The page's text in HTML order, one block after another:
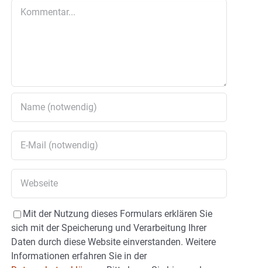
Mit der Nutzung dieses Formulars erklären Sie
sich mit der Speicherung und Verarbeitung Ihrer
Daten durch diese Website einverstanden. Weitere
Informationen erfahren Sie in der